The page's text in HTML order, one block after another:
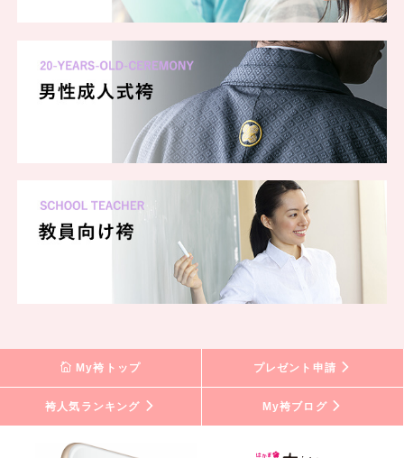
My袴トップ プレゼント申請
袴人気ランキング My袴ブログ